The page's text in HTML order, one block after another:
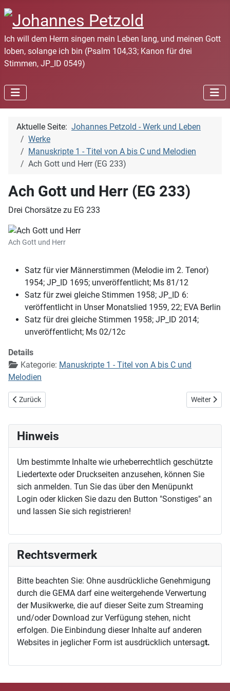
Ich will dem Herrn singen mein Leben lang, und meinen Gott
loben, solange ich bin (Psalm 104,33; Kanon für drei
Stimmen, JP_ID 0549)
Aktuelle Seite: Johannes Petzold - Werk und Leben
Werke
Manuskripte 1 - Titel von A bis C und Melodien
Ach Gott und Herr (EG 233)
Ach Gott und Herr (EG 233)
Drei Chorsätze zu EG 233
Ach Gott und Herr
Satz für vier Männerstimmen (Melodie im 2. Tenor)
1954; JP_ID 1695; unveröffentlicht; Ms 81/12
Satz für zwei gleiche Stimmen 1958; JP_ID 6:
veröffentlicht in Unser Monatslied 1959, 22; EVA Berlin
Satz für drei gleiche Stimmen 1958; JP_ID 2014;
unveröffentlicht; Ms 02/12c
Details
Kategorie: Manuskripte 1 - Titel von A bis C und
Melodien
Vorheriger Beitrag: Ach bleib mit deiner Gnade (EG 347)
Zurück Nächster
Weiter
Hinweis
Um bestimmte Inhalte wie urheberrechtlich geschützte
Liedertexte oder Druckseiten anzusehen, können Sie
sich anmelden. Tun Sie das über den Menüpunkt
Login oder klicken Sie dazu den Button "Sonstiges" an
und lassen Sie sich registrieren!
Rechtsvermerk
Bitte beachten Sie: Ohne ausdrückliche Genehmigung
durch die GEMA darf eine weitergehende Verwertung
der Musikwerke, die auf dieser Seite zum Streaming
und/oder Download zur Verfügung stehen, nicht
erfolgen. Die Einbindung dieser Inhalte auf anderen
Websites in jeglicher Form ist ausdrücklich untersagt.